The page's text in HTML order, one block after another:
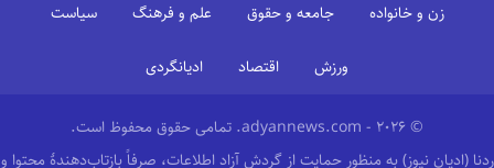
زن و خانواده جامعه و حقوق علم و فرهنگ سیاست
ورزش اقتصاد ادیانگردی
© 2026 - adyannews.com. تمامی حقوق محفوظ است.
ردنا (ادیان نیوز) به منظور حمایت از گردش آزاد اطلاعات، صرفاً بازتاب‌دهندهٔ محتوا و